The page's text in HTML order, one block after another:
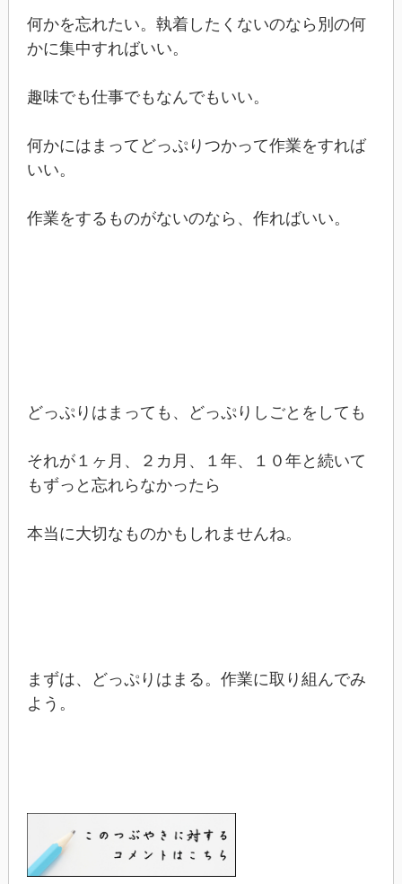
何かを忘れたい。執着したくないのなら別の何
かに集中すればいい。
趣味でも仕事でもなんでもいい。
何かにはまってどっぷりつかって作業をすれば
いい。
作業をするものがないのなら、作ればいい。
どっぷりはまっても、どっぷりしごとをしても
それが１ヶ月、２カ月、１年、１０年と続いて
もずっと忘れらなかったら
本当に大切なものかもしれませんね。
まずは、どっぷりはまる。作業に取り組んでみ
よう。